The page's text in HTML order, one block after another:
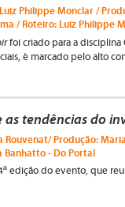
Philippe Monclar /
/ Roteiro: Luiz Philippe
foi criado para a disciplina
é marcado pelo alto
as tendências do
Rouvenat/ Produção:
Banhatto - Do Portal
edição do evento, que